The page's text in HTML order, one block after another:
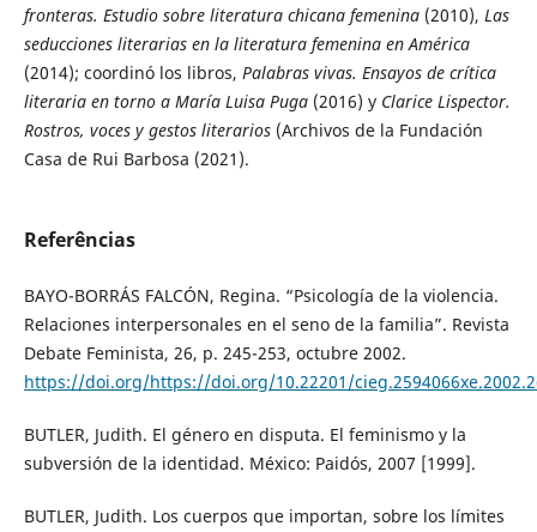
fronteras. Estudio sobre literatura chicana femenina(2010), Las
seducciones literarias en la literatura femenina en América
(2014); coordinó los libros, Palabras vivas. Ensayos de crítica
literaria en torno a María Luisa Puga(2016) y Clarice Lispector.
Rostros, voces y gestos literarios(Archivos de la Fundación
Casa de Rui Barbosa (2021).
Referências
BAYO-BORRÁS FALCÓN, Regina. “Psicología de la violencia.
Relaciones interpersonales en el seno de la familia”. Revista
Debate Feminista, 26, p. 245-253, octubre 2002.
https://doi.org/https://doi.org/10.22201/
BUTLER, Judith. El género en disputa. El feminismo y la
subversión de la identidad. México: Paidós, 2007 [1999].
BUTLER, Judith. Los cuerpos que importan, sobre los límites